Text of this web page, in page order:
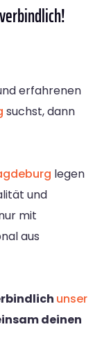
erfahrenen
suchst, dann
legen
und
mit
aus
unser
deinen